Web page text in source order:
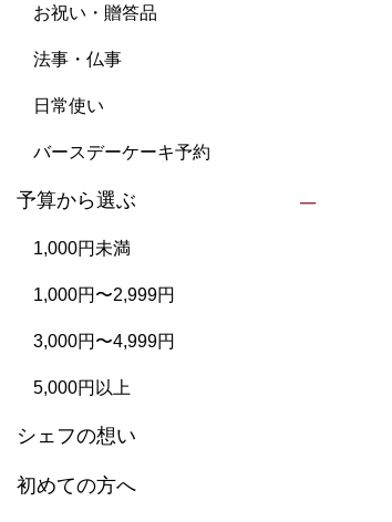
お祝い・贈答品
法事・仏事
日常使い
バースデーケーキ予約
予算から選ぶ
1,000円未満
1,000円〜2,999円
3,000円〜4,999円
5,000円以上
シェフの想い
初めての方へ